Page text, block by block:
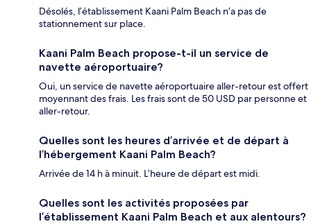
Désolés, l’établissement Kaani Palm Beach n’a pas de
stationnement sur place.
Kaani Palm Beach propose-t-il un service de
navette aéroportuaire?
Oui, un service de navette aéroportuaire aller-retour est offert
moyennant des frais. Les frais sont de 50 USD par personne et
aller-retour.
Quelles sont les heures d’arrivée et de départ à
l’hébergement Kaani Palm Beach?
Arrivée de 14 h à minuit. L’heure de départ est midi.
Quelles sont les activités proposées par
l’établissement Kaani Palm Beach et aux alentours?